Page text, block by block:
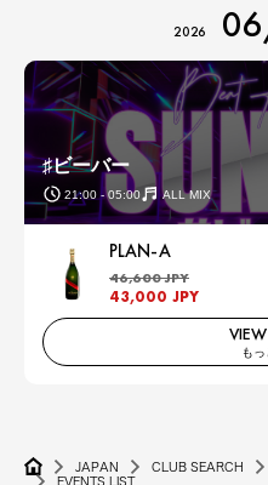
2026
♯ビーバー
21:00 - 05:00 ALL MIX
PLAN-A
46,600 JPY
43,000 JPY
も
JAPAN CLUB SEARCH
EVENTS LIST